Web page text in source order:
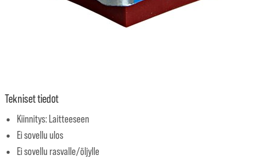
Tekniset tiedot
Kiinnitys: Laitteeseen
Ei sovellu ulos
Ei sovellu rasvalle/öljylle